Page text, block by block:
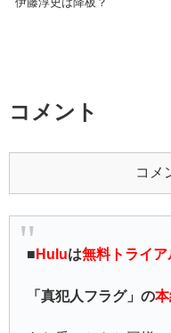
コメント
コメ
■ Huluは無料トライア
「真犯人フラグ」の